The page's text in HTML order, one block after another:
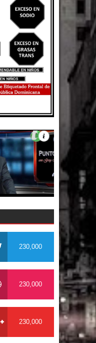
Código Penal
Rodríguez
endeuda
de dólares
el próximo
de hombres
230,000
230,000
230,000